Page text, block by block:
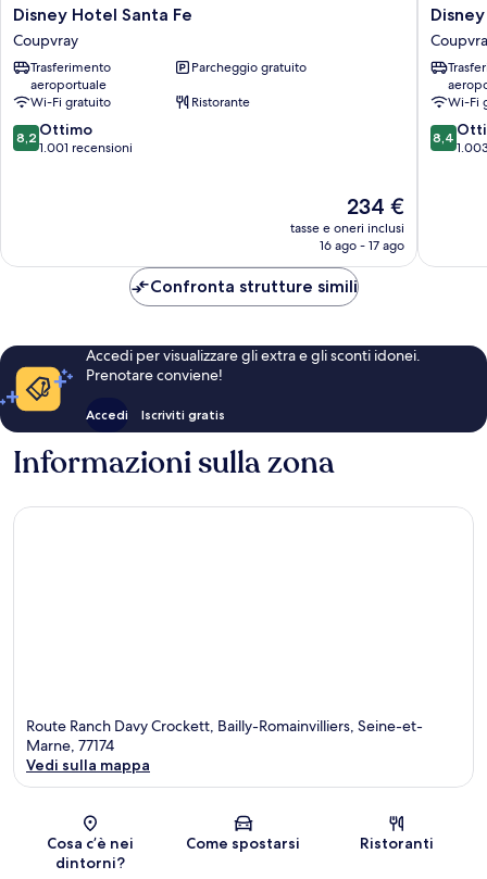
Disney
Hotel
Santa
Fe
Coupvray
Disney Hotel Santa Fe
Coupvray
Trasferimento
aeroportuale
Parcheggio gratuito
Wi-Fi gratuito
Ristorante
8.2
su
8,2 Ottimo
1.001 recensioni
Il
prezzo
attuale
234 €
234 €
tasse e oneri inclusi
16 ago - 17 ago
Disney
Hotel
Wi-Fi
8.4
su
8,4
Confronta strutture simili
Accedi per visualizzare gli extra e gli sconti idonei.
Prenotare conviene!
Accedi Iscriviti gratis
Informazioni sulla zona
Route Ranch Davy Crockett, Bailly-Romainvilliers, Seine-et-
Marne, 77174
Vedi sulla mappa
Cosa c’è nei
dintorni?
Come spostarsi Ristoranti